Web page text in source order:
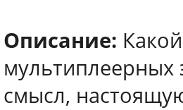
Описание:
мультиплеерных
смысл,